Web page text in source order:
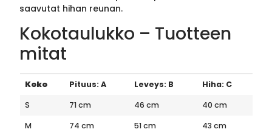
saavutat hihan reunan.
Kokotaulukko – Tuotteen
mitat
Koko Pituus: A Leveys: B
Hiha: C
S
71 cm 46 cm
40 cm
M
74 cm 51 cm
43 cm